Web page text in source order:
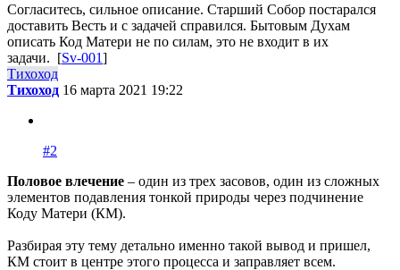
Согласитесь, сильное описание. Старший Собор постарался
доставить Весть и с задачей справился. Бытовым Духам
описать Код Матери не по силам, это не входит в их
задачи. [Sv-001]
Тихоход
Тихоход 16 марта 2021 19:22
#2
Половое влечение – один из трех засовов, один из сложных
элементов подавления тонкой природы через подчинение
Коду Матери (КМ).
Разбирая эту тему детально именно такой вывод и пришел,
КМ стоит в центре этого процесса и заправляет всем.